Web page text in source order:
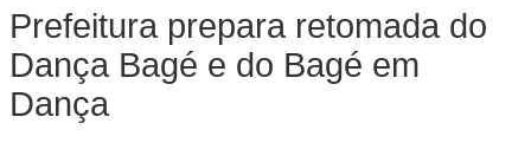
Prefeitura prepara retomada do
Dança Bagé e do Bagé em
Dança